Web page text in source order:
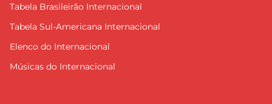
Tabela Brasileirão Internacional
Tabela Sul-Americana Internacional
Elenco do Internacional
Músicas do Internacional